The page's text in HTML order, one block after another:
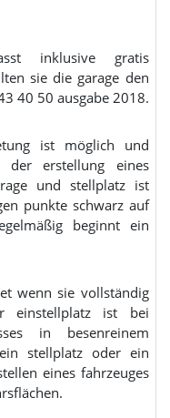
inklusive gratis
sie die garage den
40 50 ausgabe 2018.
ist möglich und
der erstellung eines
und stellplatz ist
punkte schwarz auf
beginnt ein
wenn sie vollständig
einstellplatz ist bei
in besenreinem
stellplatz oder ein
eines fahrzeuges